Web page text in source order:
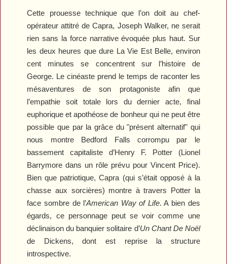
Cette prouesse technique que l’on doit au chef-
opérateur attitré de Capra, Joseph Walker, ne serait
rien sans la force narrative évoquée plus haut. Sur
les deux heures que dure La Vie Est Belle, environ
cent minutes se concentrent sur l’histoire de
George. Le cinéaste prend le temps de raconter les
mésaventures de son protagoniste afin que
l’empathie soit totale lors du dernier acte, final
euphorique et apothéose de bonheur qui ne peut être
possible que par la grâce du "présent alternatif" qui
nous montre Bedford Falls corrompu par le
bassement capitaliste d’Henry F. Potter (Lionel
Barrymore dans un rôle prévu pour Vincent Price).
Bien que patriotique, Capra (qui s’était opposé à la
chasse aux sorcières) montre à travers Potter la
face sombre de l’American Way of Life. A bien des
égards, ce personnage peut se voir comme une
déclinaison du banquier solitaire d’Un Chant De Noël
de Dickens, dont est reprise la structure
introspective.